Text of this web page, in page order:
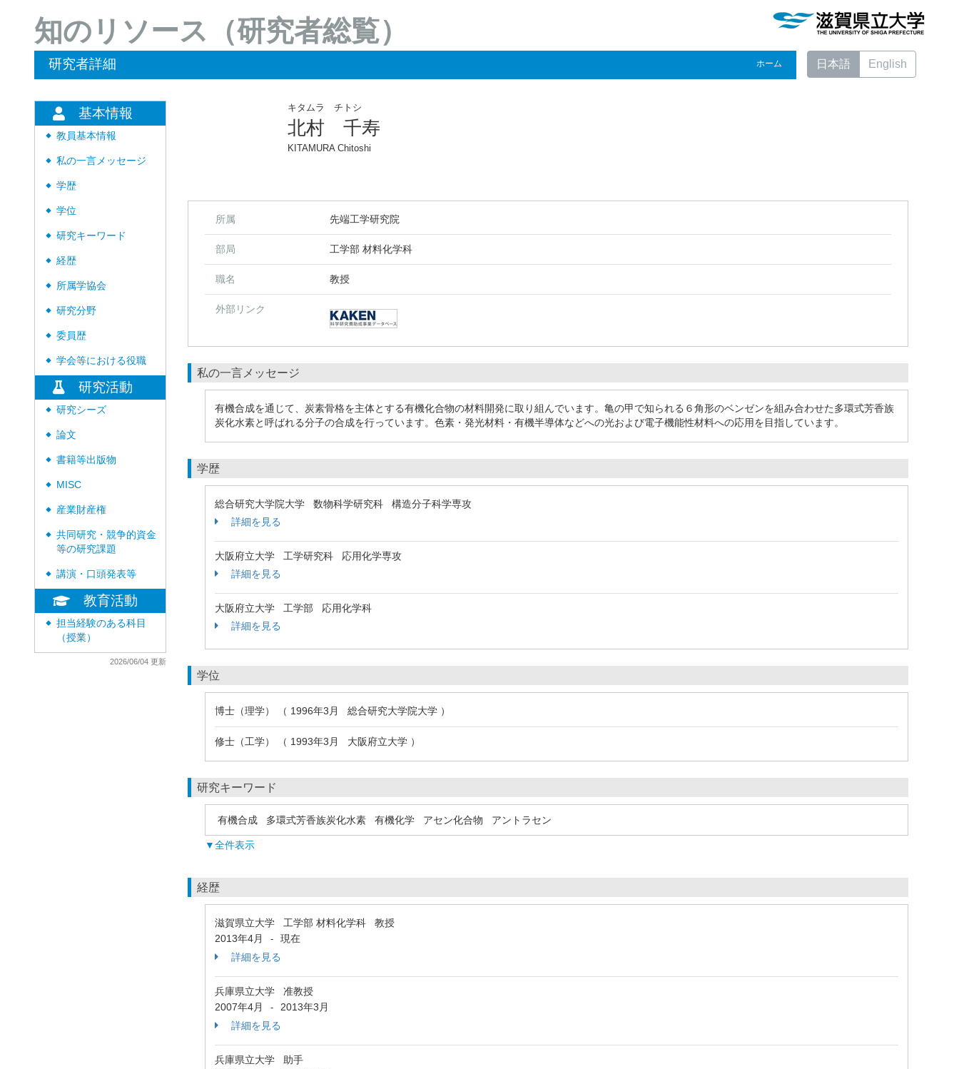
知のリソース（研究者総覧）
研究者詳細 ホーム 日本語 English
基本情報
◆ 教員基本情報
◆ 私の一言メッセージ
◆ 学歴
◆ 学位
◆ 研究キーワード
◆ 経歴
◆ 所属学協会
◆ 研究分野
◆ 委員歴
◆ 学会等における役職
研究活動
◆ 研究シーズ
◆ 論文
◆ 書籍等出版物
◆ MISC
◆ 産業財産権
◆
共同研究・競争的資金
等の研究課題
◆ 講演・口頭発表等
教育活動
◆
担当経験のある科目
（授業）
2026/06/04 更新
キタムラ チトシ
北村 千寿
KITAMURA Chitoshi
所属 先端工学研究院
部局 工学部 材料化学科
職名 教授
外部リンク
私の一言メッセージ
有機合成を通じて、炭素骨格を主体とする有機化合物の材料開発に取り組んでいます。亀の甲で知られる６角形のベンゼンを組み合わせた多環式芳香族
炭化水素と呼ばれる分子の合成を行っています。色素・発光材料・有機半導体などへの光および電子機能性材料への応用を目指しています。
学歴
総合研究大学院大学 数物科学研究科 構造分子科学専攻
詳細を見る
大阪府立大学 工学研究科 応用化学専攻
詳細を見る
大阪府立大学 工学部 応用化学科
詳細を見る
学位
博士（理学） （ 1996年3月 総合研究大学院大学 ）
修士（工学） （ 1993年3月 大阪府立大学 ）
研究キーワード
有機合成 多環式芳香族炭化水素 有機化学 アセン化合物 アントラセン
▼全件表示
経歴
滋賀県立大学 工学部 材料化学科 教授
2013年4月
-
現在
詳細を見る
兵庫県立大学 准教授
2007年4月
-
2013年3月
詳細を見る
兵庫県立大学 助手